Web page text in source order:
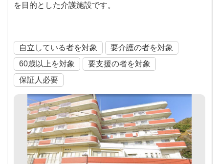
を目的とした介護施設です。
自立している者を対象
要介護の者を対象
60歳以上を対象
要支援の者を対象
保証人必要